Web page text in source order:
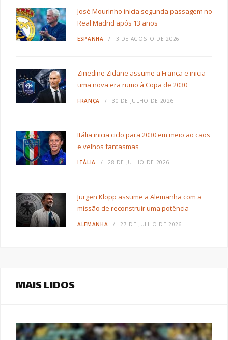
José Mourinho inicia segunda passagem no
Real Madrid após 13 anos
ESPANHA 3 DE AGOSTO DE 2026
Zinedine Zidane assume a França e inicia
uma nova era rumo à Copa de 2030
FRANÇA 30 DE JULHO DE 2026
Itália inicia ciclo para 2030 em meio ao caos
e velhos fantasmas
ITÁLIA 28 DE JULHO DE 2026
Jürgen Klopp assume a Alemanha com a
missão de reconstruir uma potência
ALEMANHA 27 DE JULHO DE 2026
MAIS LIDOS